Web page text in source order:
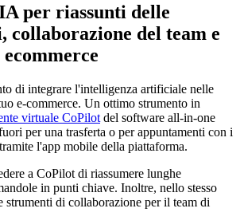
per riassunti delle
collaborazione del team e
di integrare l'intelligenza artificiale nelle
e-commerce. Un ottimo strumento in
virtuale CoPilot del software all-in-one
per una trasferta o per appuntamenti con i
l'app mobile della piattaforma.
a CoPilot di riassumere lunghe
in punti chiave. Inoltre, nello stesso
strumenti di collaborazione per il team di